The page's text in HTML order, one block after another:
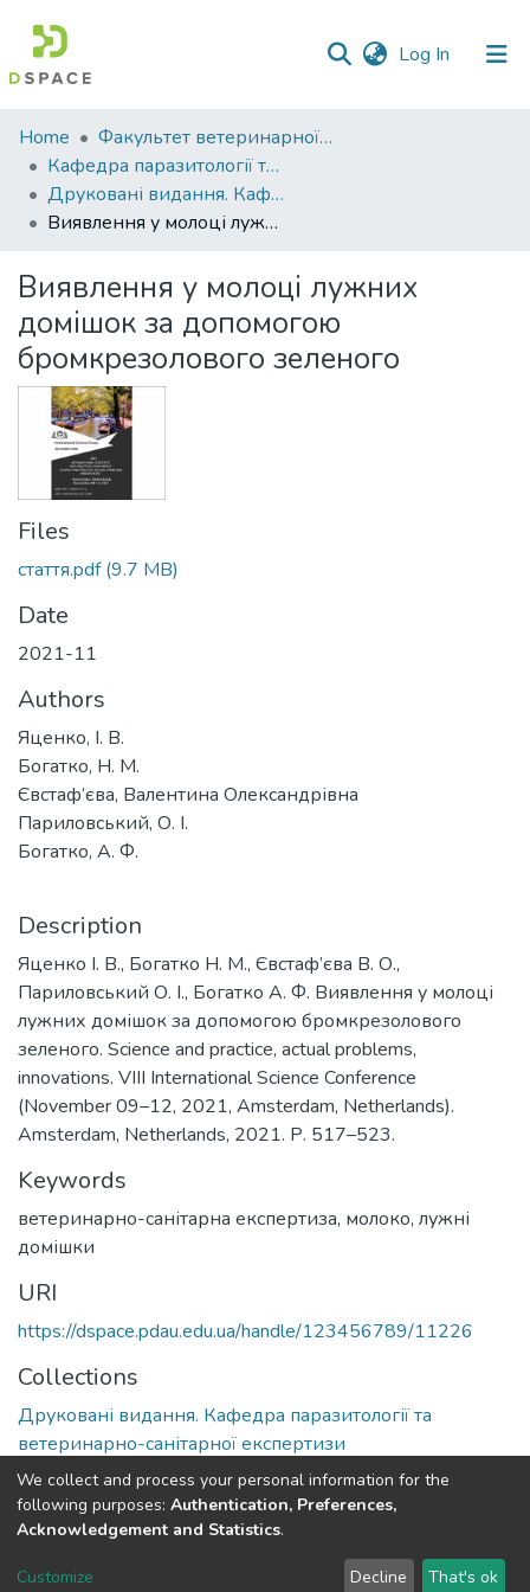
Log In (current)
Communities
&
Collections
All of DSpace
Statistics
Home
Факультет ветеринарної медицини
Кафедра паразитології та ветеринарно-санітарної експертизи
Друковані видання. Кафедра паразитології та ветеринарно-санітарної експертизи
Виявлення у молоці лужних домішок за допомогою бромкрезолового зеленого
Виявлення у молоці лужних
домішок за допомогою
бромкрезолового зеленого
Files
стаття.pdf(9.7 MB)
Date
2021-11
Authors
Яценко, І. В.
Богатко, Н. М.
Євстаф’єва, Валентина Олександрівна
Париловський, О. І.
Богатко, А. Ф.
Description
Яценко І. В., Богатко Н. М., Євстаф’єва В. О.,
Париловський О. І., Богатко А. Ф. Виявлення у молоці
лужних домішок за допомогою бромкрезолового
зеленого. Science and practice, actual problems,
innovations. VIII International Science Conference
(November 09–12, 2021, Amsterdam, Netherlands).
Amsterdam, Netherlands, 2021. Р. 517–523.
Keywords
ветеринарно-санітарна експертиза, молоко, лужні
домішки
URI
https://dspace.pdau.edu.ua/handle/123456789/11226
Collections
Друковані видання. Кафедра паразитології та
ветеринарно-санітарної експертизи
Full item page
DSpace software copyright © 2002-2026 LYRASIS
We collect and process your personal information for the
following purposes: Authentication, Preferences,
Acknowledgement and Statistics.
Customize Decline That's ok